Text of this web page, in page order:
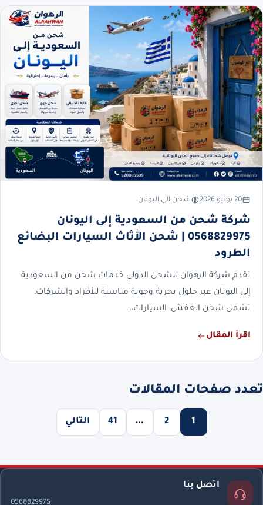
20 يونيو 2026 شحن الى اليونان
شركة شحن من السعودية إلى اليونان
0568829975 | شحن الأثاث السيارات البضائع
الطرود
تقدم شركة الرهوان للشحن الدولي خدمات شحن من السعودية
إلى اليونان عبر حلول بحرية وجوية مناسبة للأفراد والشركات،
تشمل شحن العفش، السيارات،…
اقرأ المقال
تعدد صفحات المقالات
1
2
…
41 التالي
اتصل بنا
0568829975